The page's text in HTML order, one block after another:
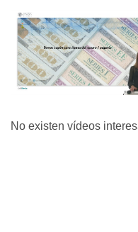
No existen vídeos